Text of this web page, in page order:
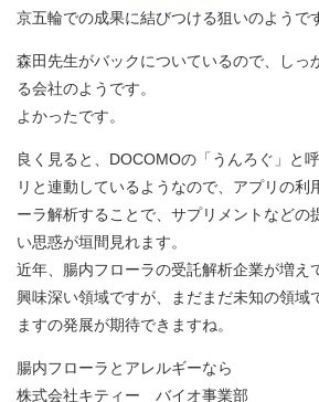
京五輪での成果に結びつける狙いのようで
森田先生がバックについているので、しっ
る会社のようです。
よかったです。
良く見ると、DOCOMOの「うんろぐ」と
リと連動しているようなので、アプリの利
ーラ解析することで、サプリメントなどの
い思惑が垣間見れます。
近年、腸内フローラの受託解析企業が増え
興味深い領域ですが、まだまだ未知の領域
ますの発展が期待できますね。
腸内フローラとアレルギーなら
株式会社キティー バイオ事業部